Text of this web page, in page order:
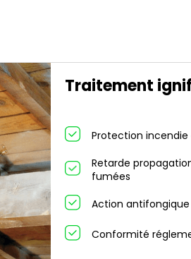
Traitement
Protection incendie
Retarde
fumées
Action
Conformité